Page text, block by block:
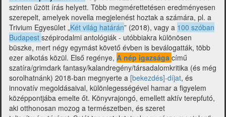
szinten űzött írás helyett. Több megmérettetésen eredményesen
szerepelt, amelyek novella megjelenést hoztak a számára, pl. a
Trivium Egyesület „Két világ határán” (2018), vagy a 100 szóban
Budapest szépirodalmi antológiák - utóbbiakra különösen
büszke, mert négy egymást követő évben is beválogatták, több
ezer alkotás közül. Első regénye, A nép igazsága című
szatíra/grimdark fantasy/kalandregény/társadalomkritika (és még
sorolhatnánk) 2018-ban megnyerte a [bekezdés]-díjat, és
innovatív megoldásaival, különlegességével hamar a figyelem
középpontjába emelte őt. Könyvrajongó, emellett aktív terepfutó,
aki otthonosan mozog a természetben, és szeret